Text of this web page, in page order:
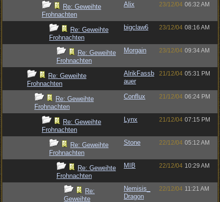
Re: Geweihte
Frohnachten
Alix 23/12/04 06:32 AM
Re: Geweihte
Frohnachten
bigclaw6 23/12/04 08:16 AM
Re: Geweihte
Frohnachten
Morgain 23/12/04 09:34 AM
Re: Geweihte
Frohnachten
AlrikFassb
auer
21/12/04 05:31 PM
Re: Geweihte
Frohnachten
Conflux 21/12/04 06:24 PM
Re: Geweihte
Frohnachten
Lynx 21/12/04 07:15 PM
Re: Geweihte
Frohnachten
Stone 22/12/04 05:12 AM
Re: Geweihte
Frohnachten
MIB 22/12/04 10:29 AM
Re:
Geweihte
Nemisis_
Dragon
22/12/04 11:21 AM